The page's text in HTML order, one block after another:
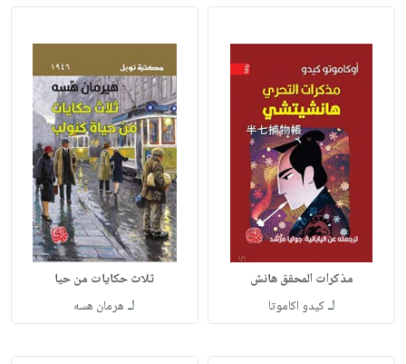
مذكرات المحقق هانش
لـكيدو اكاموتا
ثلاث حكايات من حيا
لـ هرمان هسه